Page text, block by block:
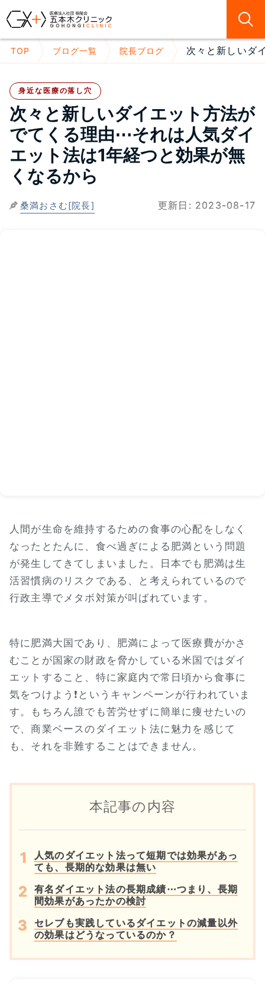
TOP ブログ一覧 院長ブログ 次々と新しいダ
身近な医療の落し穴
次々と新しいダイエット方法が
でてくる理由⋯それは人気ダイ
エット法は1年経つと効果が無
くなるから
桑満おさむ[院長] 更新日: 2023-08-17
人間が生命を維持するための食事の心配をしなく
なったとたんに、食べ過ぎによる肥満という問題
が発生してきてしまいました。日本でも肥満は生
活習慣病のリスクである、と考えられているので
行政主導でメタボ対策が叫ばれています。
特に肥満大国であり、肥満によって医療費がかさ
むことが国家の財政を脅かしている米国ではダイ
エットすること、特に家庭内で常日頃から食事に
気をつけよう❗というキャンペーンが行われていま
す。もちろん誰でも苦労せずに簡単に痩せたいの
で、商業ベースのダイエット法に魅力を感じて
も、それを非難することはできません。
本記事の内容
人気のダイエット法って短期では効果があっ
ても、長期的な効果は無い
有名ダイエット法の長期成績⋯つまり、長期
間効果があったかの検討
セレブも実践しているダイエットの減量以外
の効果はどうなっているのか？